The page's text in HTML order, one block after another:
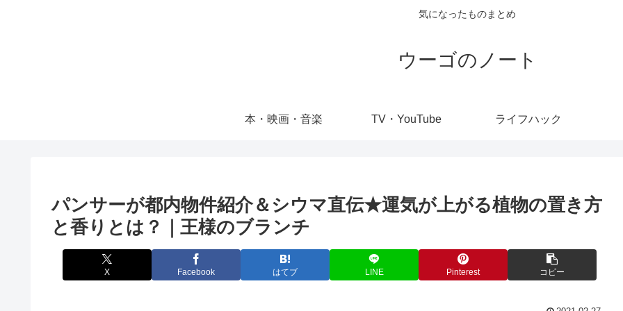
気になったものまとめ
ウーゴのノート
本・映画・音楽 TV・YouTube ライフハック
パンサーが都内物件紹介＆シウマ直伝★運気が上がる植物の置き方
と香りとは？｜王様のブランチ
X Facebook はてブ LINE Pinterest コピー